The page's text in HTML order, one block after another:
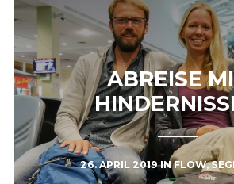
ABREISE
26. APRIL 2019INFLOW,